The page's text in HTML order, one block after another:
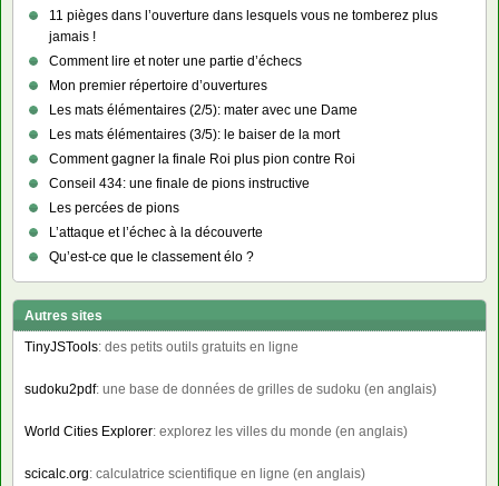
11 pièges dans l’ouverture dans lesquels vous ne tomberez plus
jamais !
Comment lire et noter une partie d’échecs
Mon premier répertoire d’ouvertures
Les mats élémentaires (2/5): mater avec une Dame
Les mats élémentaires (3/5): le baiser de la mort
Comment gagner la finale Roi plus pion contre Roi
Conseil 434: une finale de pions instructive
Les percées de pions
L’attaque et l’échec à la découverte
Qu’est-ce que le classement élo ?
Autres sites
TinyJSTools: des petits outils gratuits en ligne
sudoku2pdf: une base de données de grilles de sudoku (en anglais)
World Cities Explorer: explorez les villes du monde (en anglais)
scicalc.org: calculatrice scientifique en ligne (en anglais)